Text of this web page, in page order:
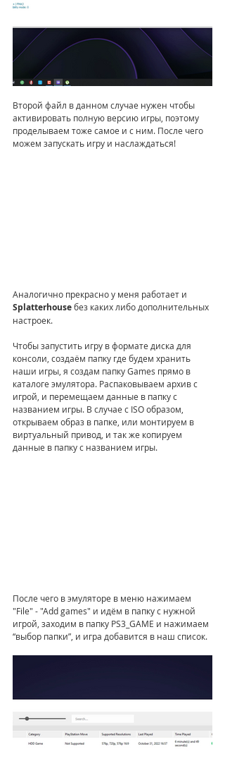
Второй файл в данном случае нужен чтобы
активировать полную версию игры, поэтому
проделываем тоже самое и с ним. После чего
можем запускать игру и наслаждаться!
Аналогично прекрасно у меня работает и
Splatterhouse без каких либо дополнительных
настроек.
Чтобы запустить игру в формате диска для
консоли, создаём папку где будем хранить
наши игры, я создам папку Games прямо в
каталоге эмулятора. Распаковываем архив с
игрой, и перемещаем данные в папку с
названием игры. В случае с ISO образом,
открываем образ в папке, или монтируем в
виртуальный привод, и так же копируем
данные в папку с названием игры.
После чего в эмуляторе в меню нажимаем
"File" - "Add games" и идём в папку с нужной
игрой, заходим в папку PS3_GAME и нажимаем
“выбор папки”, и игра добавится в наш список.